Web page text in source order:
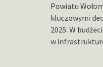
Powiatu
kluczowymi
2025. W
w